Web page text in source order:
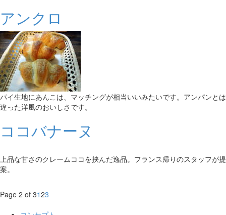
アンクロ
パイ生地にあんこは、マッチングが相当いいみたいです。アンパンとは
違った洋風のおいしさです。
ココバナーヌ
上品な甘さのクレームココを挟んだ逸品。フランス帰りのスタッフが提
案。
Page 2 of 3123